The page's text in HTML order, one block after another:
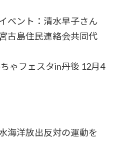
ベント：清水早子さん
古島住民連絡会共同代
ゃフェスタin丹後 12月4
海洋放出反対の運動を